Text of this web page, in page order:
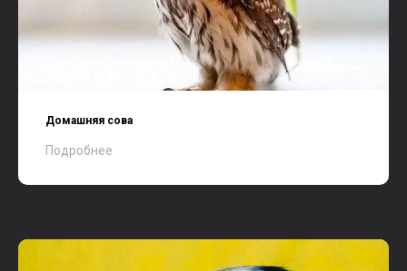
Домашняя сова
Подробнее